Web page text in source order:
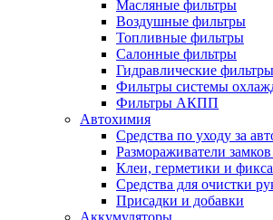
Масляные фильтры
Воздушные фильтры
Топливные фильтры
Салонные фильтры
Гидравлические фильтры
Фильтры системы
Фильтры АКПП
Автохимия
Средства по уходу за
Размораживатели
Клеи, герметики и
Средства для очистки
Присадки и добавки
Аккумуляторы